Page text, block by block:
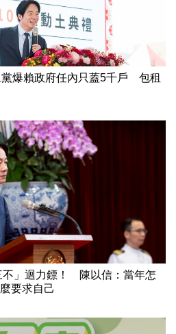
爆賴政府任內只蓋5千戶 包租
不」迴力鏢！ 陳以信：當年怎
要求自己